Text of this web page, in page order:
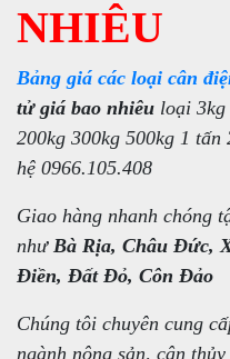
NHIÊU
Bảng giá các loại cân
tử giá bao nhiêu loại 3kg
200kg 300kg 500kg 1
hệ 0966.105.408
Giao hàng nhanh chóng
như Bà Rịa, Châu Đức,
Điền, Đất Đỏ, Côn Đảo
Chúng tôi chuyên cung
ngành nông sản, cân